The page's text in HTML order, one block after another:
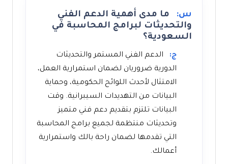
س:
ما مدى أهمية الدعم الفني
والتحديثات لبرامج المحاسبة في
السعودية؟
ج:
الدعم الفني المستمر والتحديثات
الدورية ضروريان لضمان استمرارية العمل،
الامتثال لأحدث اللوائح الحكومية، وحماية
البيانات من التهديدات السيبرانية. وقت
البيانات تلتزم بتقديم دعم فني متميز
وتحديثات منتظمة لجميع برامج المحاسبة
التي تقدمها لضمان راحة بالك واستمرارية
أعمالك.